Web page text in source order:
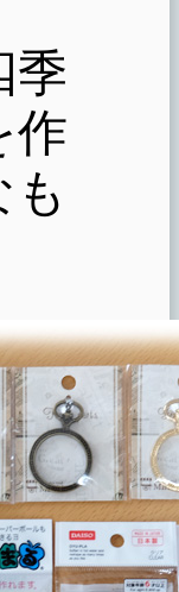
季
作